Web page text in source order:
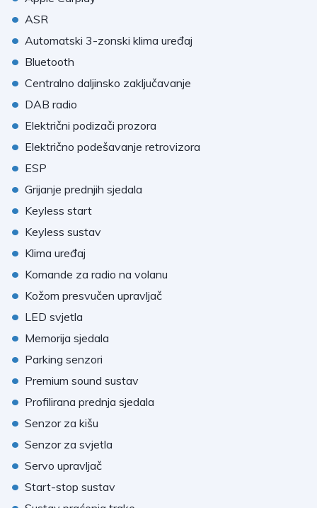
• ASR
• Automatski 3-zonski klima uređaj
• Bluetooth
• Centralno daljinsko zaključavanje
• DAB radio
• Električni podizači prozora
• Električno podešavanje retrovizora
• ESP
• Grijanje prednjih sjedala
• Keyless start
• Keyless sustav
• Klima uređaj
• Komande za radio na volanu
• Kožom presvučen upravljač
• LED svjetla
• Memorija sjedala
• Parking senzori
• Premium sound sustav
• Profilirana prednja sjedala
• Senzor za kišu
• Senzor za svjetla
• Servo upravljač
• Start-stop sustav